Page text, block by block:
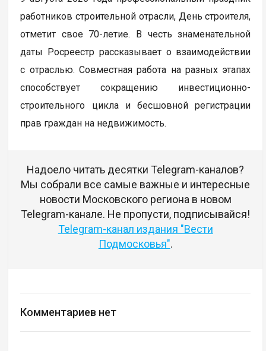
работников строительной отрасли, День строителя,
отметит свое 70-летие. В честь знаменательной
даты Росреестр рассказывает о взаимодействии
с отраслью. Совместная работа на разных этапах
способствует сокращению инвестиционно-
строительного цикла и бесшовной регистрации
прав граждан на недвижимость.
Надоело читать десятки Telegram-каналов?
Мы собрали все самые важные и интересные
новости Московского региона в новом
Telegram-канале. Не пропусти, подписывайся!
Telegram-канал издания "Вести
Подмосковья".
Комментариев нет